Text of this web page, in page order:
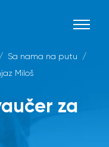
/ Sa nama na putu
/
Miloš
za